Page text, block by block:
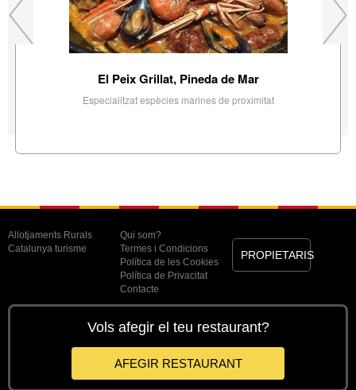
El Peix Grillat, Pineda de Mar
Especialitzat espècies marines de proximitat
Allotjaments Rurals
Catalunya turisme
Qui som?
Termes i Condicions
Política de les Cookies
Política de Privacitat
Contacte
PROPIETARIS
Vols afegir el teu restaurant?
AFEGIR RESTAURANT